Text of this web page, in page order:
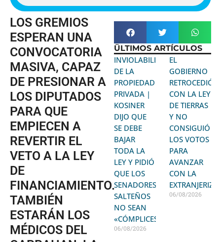
LOS GREMIOS
ESPERAN UNA
CONVOCATORIA
MASIVA, CAPAZ
DE PRESIONAR A
LOS DIPUTADOS
PARA QUE
EMPIECEN A
REVERTIR EL
VETO A LA LEY
DE
FINANCIAMIENTO.
TAMBIÉN
ESTARÁN LOS
MÉDICOS DEL
ÜLTIMOS ARTÍCULOS
INVIOLABILIDAD
DE LA
PROPIEDAD
PRIVADA |
KOSINER
DIJO QUE
SE DEBE
BAJAR
TODA LA
LEY Y PIDIÓ
QUE LOS
SENADORES
SALTEÑOS
NO SEAN
«CÓMPLICES»
06/08/2026
EL
GOBIERNO
RETROCEDIÓ
CON LA LEY
DE TIERRAS
Y NO
CONSIGUIÓ
LOS VOTOS
PARA
AVANZAR
CON LA
06/08/2026